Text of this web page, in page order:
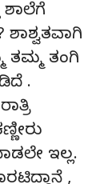
ಶಾಲೆಗೆ
ತಮ್ಮ ತಂಗಿ
.
ಇಲ್ಲ.